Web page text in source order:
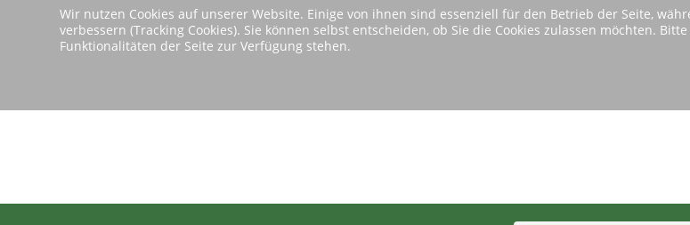
Sie benutzen eine uralte Version von Microsofts
Wir nutzen Cookies auf unserer Website. Einige von ihnen sind essenziell für den Betrieb der Seite,
verbessern (Tracking Cookies). Sie können selbst entscheiden, ob Sie die Cookies zulassen möchten.
Funktionalitäten der Seite zur Verfügung stehen.